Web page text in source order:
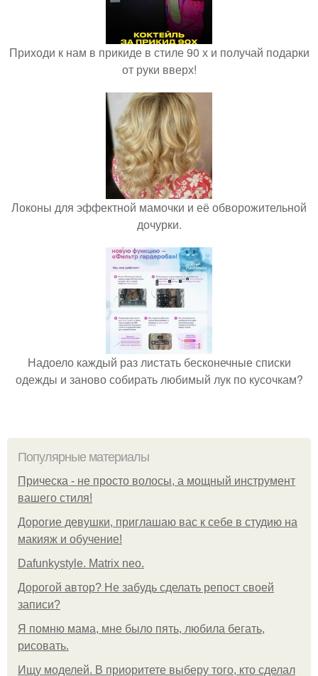
Приходи к нам в прикиде в стиле 90 х и получай подарки
от руки вверх!
Локоны для эффектной мамочки и её обворожительной
дочурки.
Надоело каждый раз листать бесконечные списки
одежды и заново собирать любимый лук по кусочкам?
Популярные материалы
Прическа - не просто волосы, а мощный инструмент
вашего стиля!
Дорогие девушки, приглашаю вас к себе в студию на
макияж и обучение!
Dafunkystyle. Matrix neo.
Дорогой автор? Не забудь сделать репост своей
записи?
Я помню мама, мне было пять, любила бегать,
рисовать.
Ищу моделей. В приоритете выберу того, кто сделал